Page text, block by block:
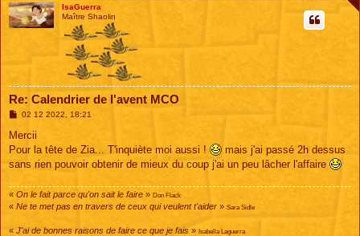
IsaGuerra
Maître Shaolin
Re: Calendrier de l'avent MCO
M
s
a
g
02 12 2022, 18:21
Mercii
Pour la tête de Zia... T'inquiète moi aussi !
mais j'ai passé 2h dessus
sans rien pouvoir obtenir de mieux du coup j'ai un peu lâcher l'affaire
« On le fait parce qu'on sait le faire » Don Flack
« Ne te met pas en travers de ceux qui veulent t'aider » Sara Sidle
« J'ai de bonnes raisons de faire ce que je fais » Isabella Laguerra